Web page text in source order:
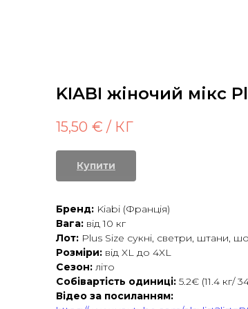
KIABI жіночий мікс
15,50 € / КГ
Купити
Бренд: Kiabi (Франція)
Вага: від 10 кг
Лот: Plus Size сукні, светри, штани,
Розміри: від XL до 4XL
Сезон: літо
Собівартість одиниці: 5.2€ (11.4 кг/
Відео за посиланням: